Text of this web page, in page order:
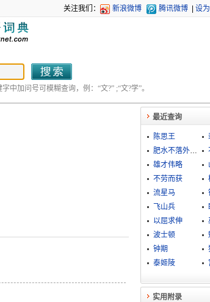
关注我们： 新浪微博 腾讯微博 设
中加问号可模糊查询，例：“文?” ;“文?学”。
最近查询
陈思王
肥水不落外人田
雄才伟略
不劳而获
流星马
飞山兵
以屈求伸
波士顿
钟期
泰姬陵
实用附录